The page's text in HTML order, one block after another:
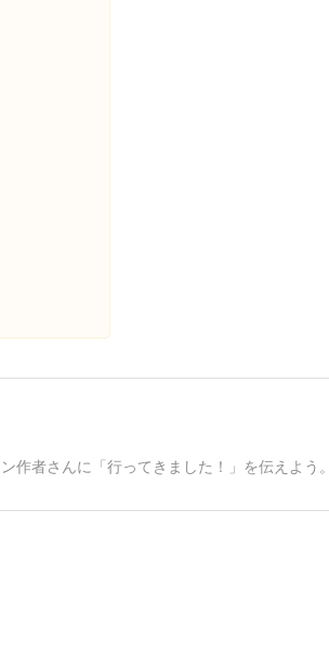
作者さんに「行ってきました！」を伝えよう。